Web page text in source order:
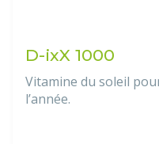
D-ixX 1000
Vitamine du soleil
l’année.